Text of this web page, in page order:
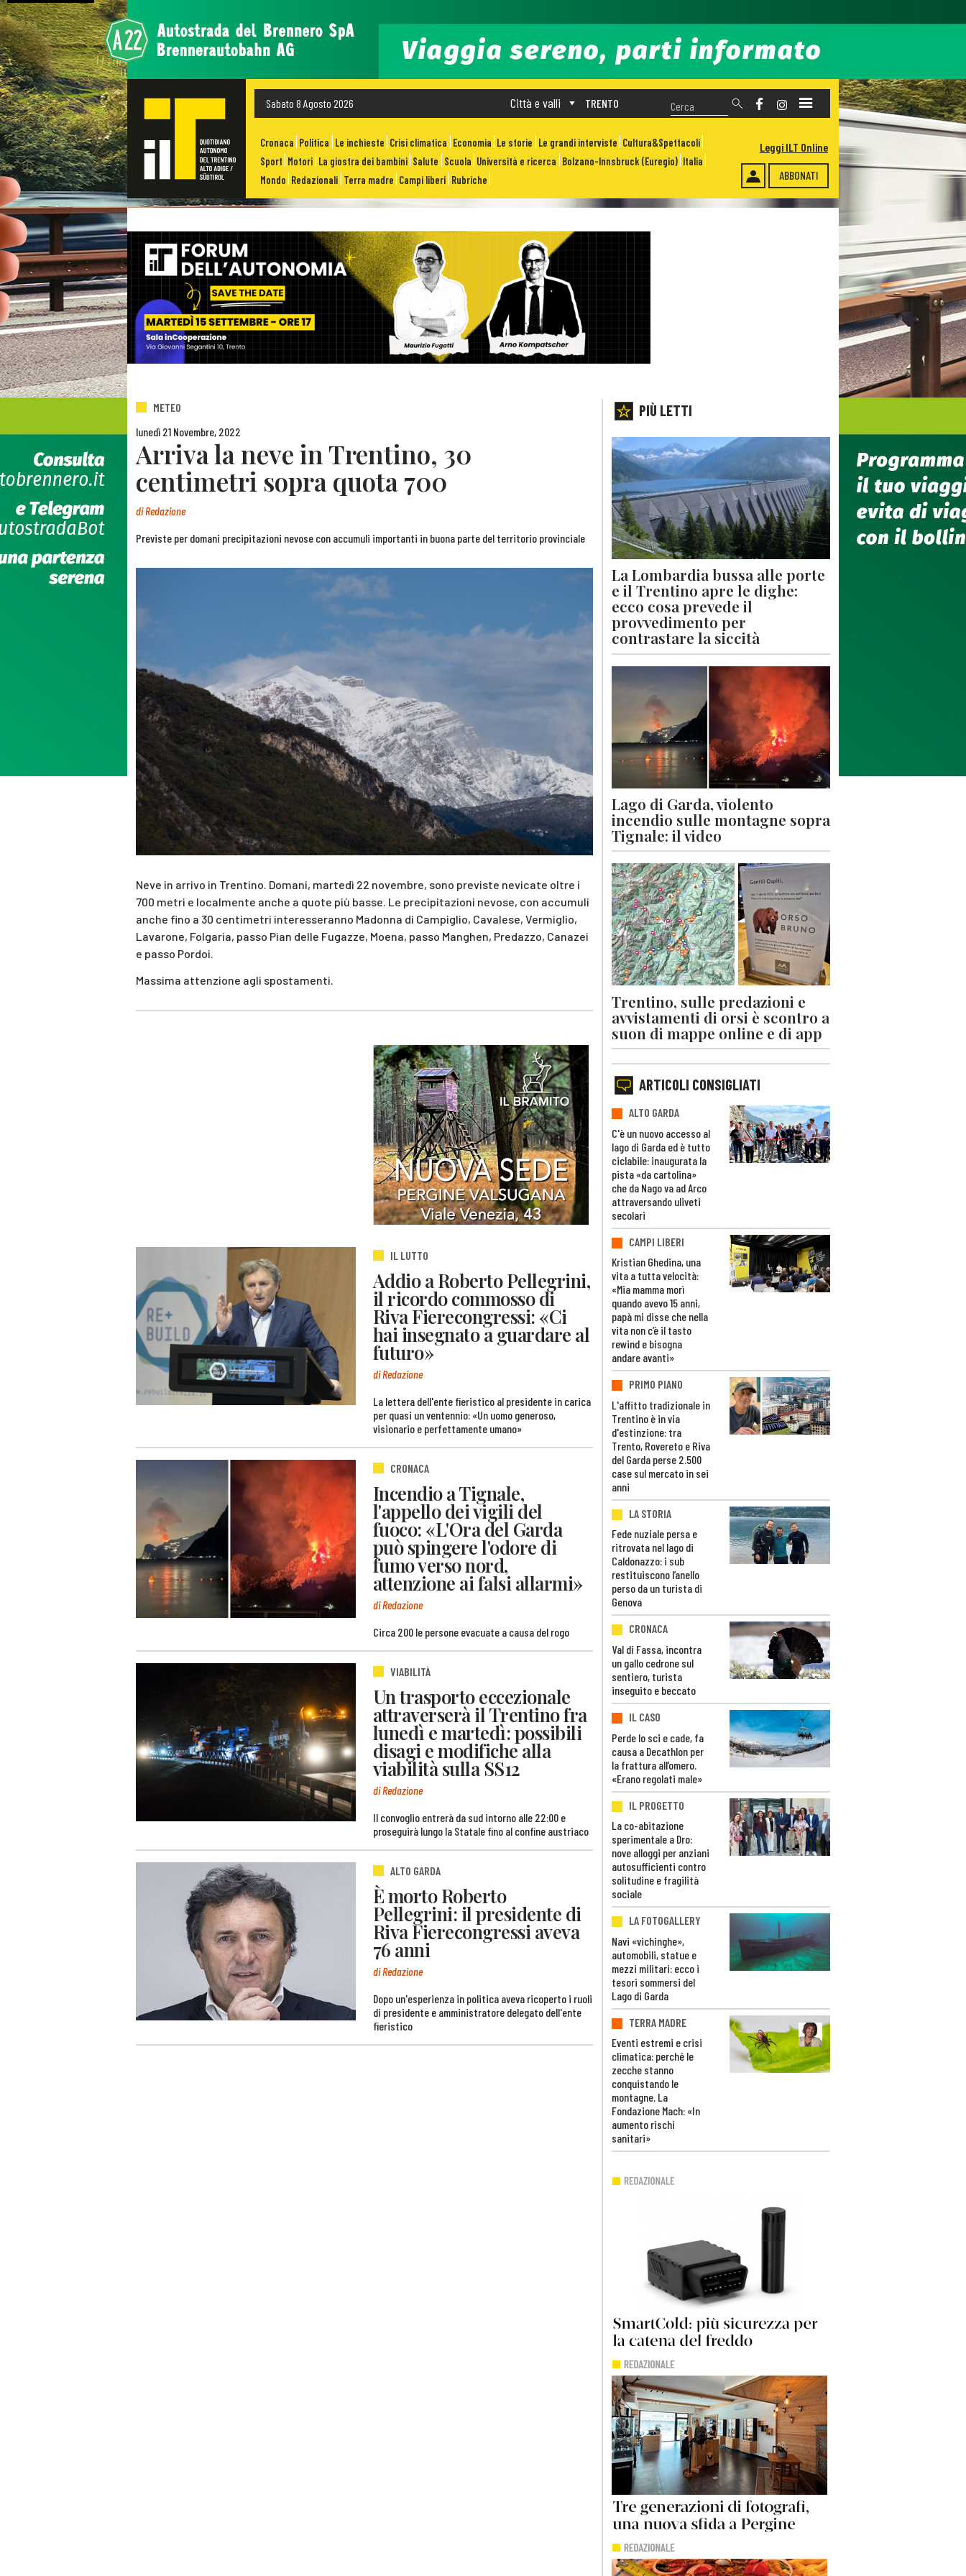
Sabato 8 Agosto 2026 TRENTO
Città e valli
Cronaca Politica Le inchieste Crisi climatica Economia Le storie Le grandi interviste Cultura&Spettacoli
Sport Motori La giostra dei bambini Salute Scuola Università e ricerca Bolzano-Innsbruck (Euregio) Italia
Mondo Redazionali Terra madre Campi liberi Rubriche ABBONATI
Leggi ILT Online
METEO
lunedì 21 Novembre, 2022
Arriva la neve in Trentino, 30
centimetri sopra quota 700
diRedazione
Previste per domani precipitazioni nevose con accumuli importanti in buona parte del territorio provinciale
Neve in arrivo in Trentino. Domani, martedì 22 novembre, sono previste nevicate oltre i
700 metri e localmente anche a quote più basse. Le precipitazioni nevose, con accumuli
anche fino a 30 centimetri interesseranno Madonna di Campiglio, Cavalese, Vermiglio,
Lavarone, Folgaria, passo Pian delle Fugazze, Moena, passo Manghen, Predazzo, Canazei
e passo Pordoi.
Massima attenzione agli spostamenti.
IL LUTTO
Addio a Roberto Pellegrini,
il ricordo commosso di
Riva Fierecongressi: «Ci
hai insegnato a guardare al
futuro»
di Redazione
La lettera dell'ente fieristico al presidente in carica
per quasi un ventennio: «Un uomo generoso,
visionario e perfettamente umano»
CRONACA
Incendio a Tignale,
l'appello dei vigili del
fuoco: «L'Ora del Garda
può spingere l'odore di
fumo verso nord,
attenzione ai falsi allarmi»
di Redazione
Circa 200 le persone evacuate a causa del rogo
VIABILITÀ
Un trasporto eccezionale
attraverserà il Trentino fra
lunedì e martedì: possibili
disagi e modifiche alla
viabilità sulla SS12
di Redazione
Il convoglio entrerà da sud intorno alle 22:00 e
proseguirà lungo la Statale fino al confine austriaco
ALTO GARDA
È morto Roberto
Pellegrini: il presidente di
Riva Fierecongressi aveva
76 anni
di Redazione
Dopo un'esperienza in politica aveva ricoperto i ruoli
di presidente e amministratore delegato dell'ente
fieristico
PIÙ LETTI
La Lombardia bussa alle porte
e il Trentino apre le dighe:
ecco cosa prevede il
provvedimento per
contrastare la siccità
Lago di Garda, violento
incendio sulle montagne sopra
Tignale: il video
Trentino, sulle predazioni e
avvistamenti di orsi è scontro a
suon di mappe online e di app
ARTICOLI CONSIGLIATI
ALTO GARDA
C'è un nuovo accesso al
lago di Garda ed è tutto
ciclabile: inaugurata la
pista «da cartolina»
che da Nago va ad Arco
attraversando uliveti
secolari
CAMPI LIBERI
Kristian Ghedina, una
vita a tutta velocità:
«Mia mamma morì
quando avevo 15 anni,
papà mi disse che nella
vita non c’è il tasto
rewind e bisogna
andare avanti»
PRIMO PIANO
L'affitto tradizionale in
Trentino è in via
d'estinzione: tra
Trento, Rovereto e Riva
del Garda perse 2.500
case sul mercato in sei
anni
LA STORIA
Fede nuziale persa e
ritrovata nel lago di
Caldonazzo: i sub
restituiscono l’anello
perso da un turista di
Genova
CRONACA
Val di Fassa, incontra
un gallo cedrone sul
sentiero, turista
inseguito e beccato
IL CASO
Perde lo sci e cade, fa
causa a Decathlon per
la frattura all’omero.
«Erano regolati male»
IL PROGETTO
La co-abitazione
sperimentale a Dro:
nove alloggi per anziani
autosufficienti contro
solitudine e fragilità
sociale
LA FOTOGALLERY
Navi «vichinghe»,
automobili, statue e
mezzi militari: ecco i
tesori sommersi del
Lago di Garda
TERRA MADRE
Eventi estremi e crisi
climatica: perché le
zecche stanno
conquistando le
montagne. La
Fondazione Mach: «In
aumento rischi
sanitari»